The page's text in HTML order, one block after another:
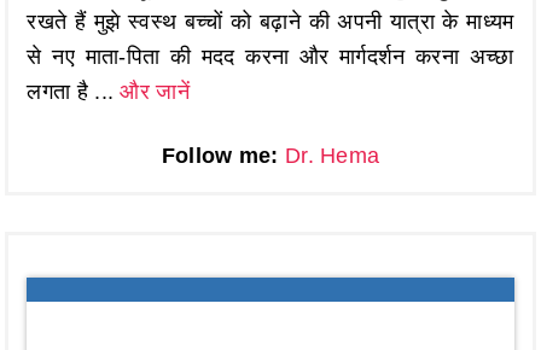
रखते हैं मुझे स्वस्थ बच्चों को बढ़ाने की अपनी यात्रा के माध्यम
से नए माता-पिता की मदद करना और मार्गदर्शन करना अच्छा
लगता है ...और जानें
Follow me: Dr. Hema